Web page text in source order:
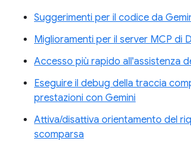
Suggerimenti per il codice da
Miglioramenti per il server MCP di
Accesso più rapido all'assistenza
Eseguire il debug della traccia
prestazioni con Gemini
Attiva/disattiva orientamento del
scomparsa